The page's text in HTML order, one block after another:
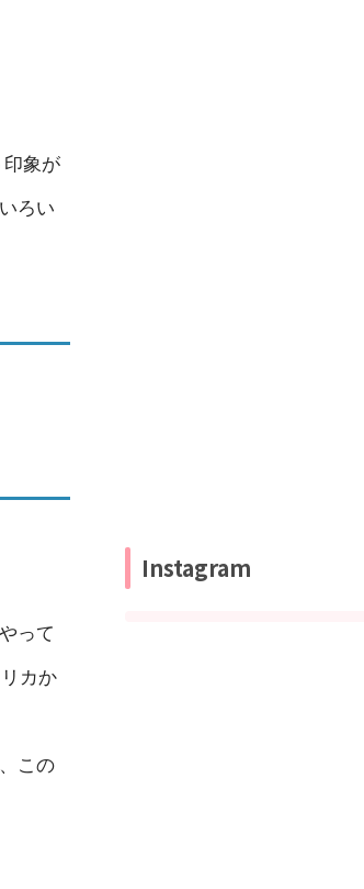
象が
ろい
って
カか
この
Instagram